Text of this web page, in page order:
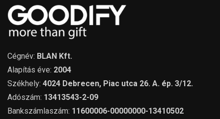
Cégnév: BLAN Kft.
Alapítás éve: 2004
Székhely: 4024 Debrecen, Piac utca 26. A. ép. 3/12.
Adószám: 13413543-2-09
Bankszámlaszám: 11600006-00000000-13410502